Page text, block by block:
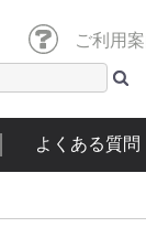
ご利用
よくある質問